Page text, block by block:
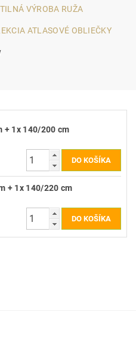
VÝROBA RUŽA
ATLASOVÉ OBLIEČKY
+ 1x 140/200 cm
+ 1x 140/220 cm